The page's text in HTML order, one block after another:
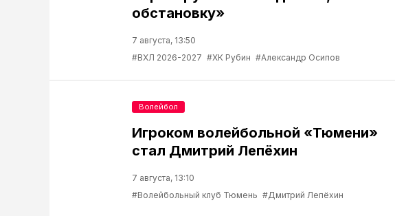
обстановку»
7 августа, 13:50
#ВХЛ 2026-2027 #ХК Рубин #Александр Осипов
Игроком волейбольной «Тюмени»
стал Дмитрий Лепёхин
7 августа, 13:10
#Волейбольный клуб Тюмень #Дмитрий Лепёхин
Волейбол